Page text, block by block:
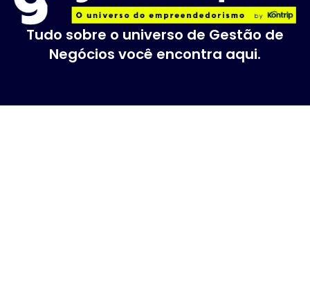
Tudo sobre o universo de Gestão de
Negócios você encontra aqui.